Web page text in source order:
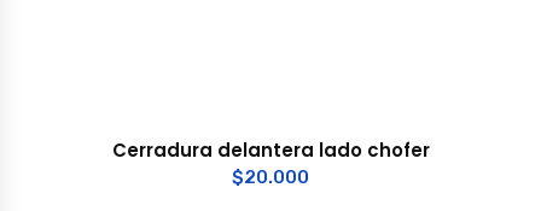
Cerradura delantera lado chofer
$20.000